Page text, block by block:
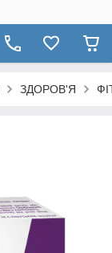
ЗДОРОВ'Я